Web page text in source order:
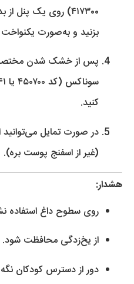
۴۱۷۳۰۰) روی یک پنل
بزنید و به‌صورت
پس از خشک شدن مختصر،
کنید.
در صورت تمایل می‌توانید
(غیر از اسفنج پوست بره).
هشدار:
روی سطوح داغ استفاده
از یخ‌زدگی محافظت شود.
دور از دسترس کودکان